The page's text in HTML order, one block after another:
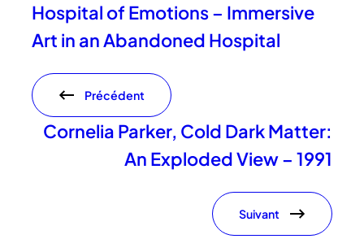
Hospital of Emotions – Immersive
Art in an Abandoned Hospital
Précédent
Cornelia Parker, Cold Dark Matter:
An Exploded View – 1991
Suivant